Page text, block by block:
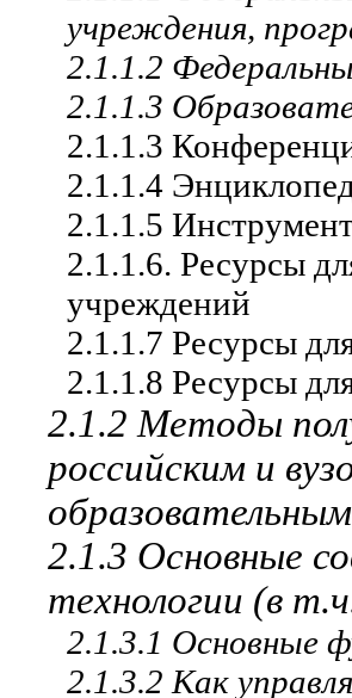
учреждения,
2.1.1.2
2.1.1.3
2.1.1.3
2.1.1.4
2.1.1.5
2.1.1.6. Ресурсы
учреждений
2.1.1.7 Ресурсы
2.1.1.8 Ресурсы
2.1.2 Методы
российским и
2.1.3 Основные
технологии (в
2.1.3.1 Основные
2.1.3.2 Как